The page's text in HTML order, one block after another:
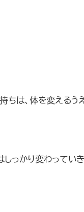
ちは、体を変えるう
っかり変わってい